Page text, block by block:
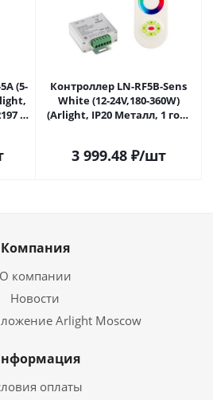
(5-
в
Контроллер LN-RF5B-Sens
White (12-24V,180-360W)
(Arlight, IP20 Металл, 1 год)
3 999.48₽/шт
Компания
О компании
Новости
Arlight Moscow
оплаты